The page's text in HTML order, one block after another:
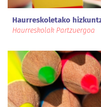
Haurreskoletako
Haurreskolak Partzuergoa